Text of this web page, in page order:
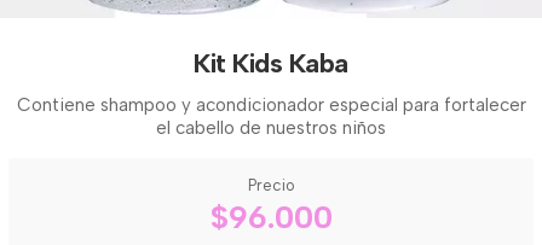
Kit Kids Kaba
Contiene shampoo y acondicionador especial para fortalecer
el cabello de nuestros niños
Precio
$96.000